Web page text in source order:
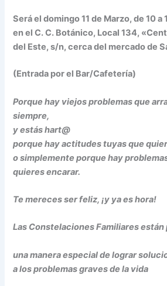
Será el domingo 11 de Marzo, de 10 a
en el C. C. Botánico, Local 134,
del Este, s/n, cerca del mercado de
(Entrada por el Bar/Cafetería)
Porque hay viejos problemas que
siempre,
y estás hart@
porque hay actitudes tuyas que
o simplemente porque hay
quieres encarar.
Te mereces ser feliz, ¡y ya es hora!
Las Constelaciones Familiares están
una manera especial de lograr
a los problemas graves de la vida